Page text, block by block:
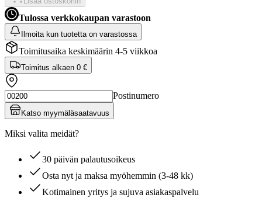
Tulossa verkkokaupan varastoon
Ilmoita kun tuotetta on varastossa
Toimitusaika keskimäärin 4-5 viikkoa
Toimitus alkaen 0 €
Postinumero
Katso myymäläsaatavuus
Miksi valita meidät?
30 päivän palautusoikeus
Osta nyt ja maksa myöhemmin (3-48 kk)
Kotimainen yritys ja sujuva asiakaspalvelu